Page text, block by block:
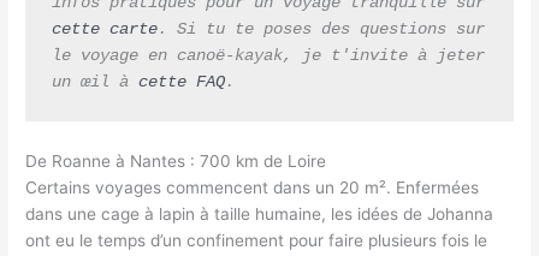
cette carte. Si tu te poses des questions sur
le voyage en canoë-kayak, je t'invite à jeter
un œil à cette FAQ.
De Roanne à Nantes : 700 km de Loire
Certains voyages commencent dans un 20 m². Enfermées
dans une cage à lapin à taille humaine, les idées de Johanna
ont eu le temps d’un confinement pour faire plusieurs fois le